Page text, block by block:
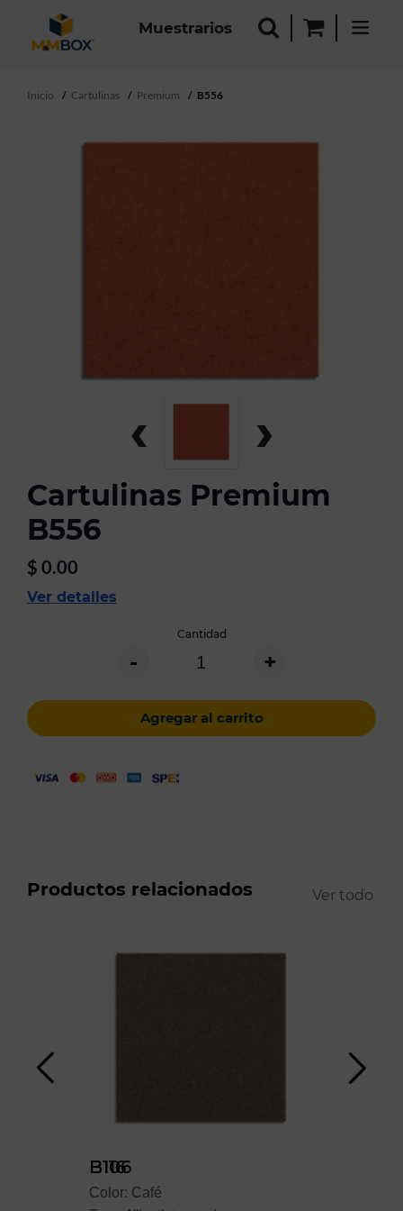
Muestrarios
Inicio Cartulinas Premium B556
‹ ›
Cartulinas Premium
B556
$ 0.00
Ver detalles
Cantidad
- +
Agregar al carrito
Productos relacionados Ver todo
B106
Color: Café
B116
Color: Café